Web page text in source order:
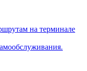
на терминале